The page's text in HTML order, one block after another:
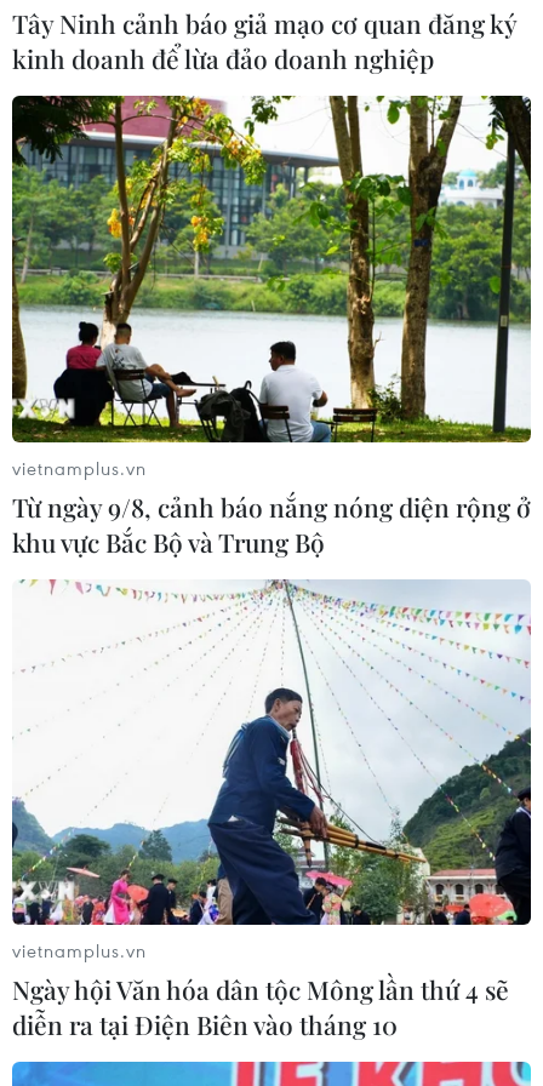
Thượng viện Mỹ đạt bước tiến quan
trọng để tránh nguy cơ chính phủ
phải đóng cửa
04/08/2026 07:04
Bộ Tư pháp Mỹ mở chiến dịch thu
hồi quốc tịch quy mô lớn
04/08/2026 06:14
Xem thêm
CƠ QUAN CHỦ QUẢN: THÔNG TẤN XÃ VIỆT NAM
Tổng Biên tập: TRẦN TIẾN DUẨN
Phó Tổng Biên tập: NGUYỄN THỊ TÁM, KHÚC THANH
Sở hữu trí tuệ
Quy định sử dụng
RSS
Hỗ trợ
Ngôn ngữ
TTXVN
Dịch vụ tin
Quảng cáo
Liên hệ
Tây Ninh cảnh báo giả mạo cơ quan đăng ký
kinh doanh để lừa đảo doanh nghiệp
vietnamplus.vn
Từ ngày 9/8, cảnh báo nắng nóng diện rộng ở
khu vực Bắc Bộ và Trung Bộ
vietnamplus.vn
Ngày hội Văn hóa dân tộc Mông lần thứ 4 sẽ
diễn ra tại Điện Biên vào tháng 10